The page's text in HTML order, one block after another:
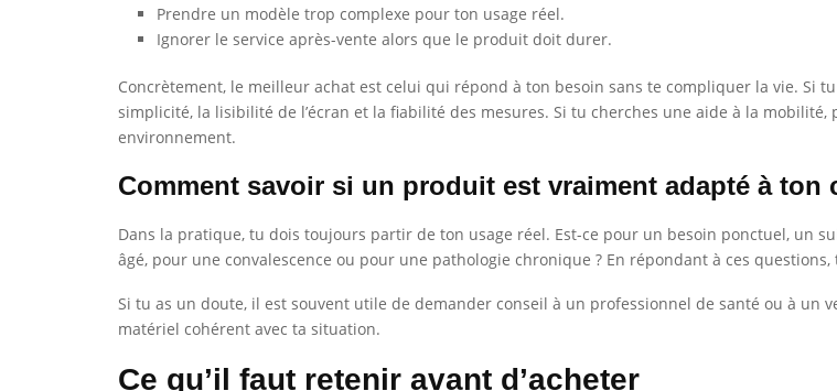
Prendre un modèle trop complexe pour ton usage réel.
Ignorer le service après-vente alors que le produit doit durer.
Concrètement, le meilleur achat est celui qui répond à ton besoin sans te compliquer la vie. Si
simplicité, la lisibilité de l’écran et la fiabilité des mesures. Si tu cherches une aide à la mobilité,
environnement.
Comment savoir si un produit est vraiment adapté à ton
Dans la pratique, tu dois toujours partir de ton usage réel. Est-ce pour un besoin ponctuel, un
âgé, pour une convalescence ou pour une pathologie chronique ? En répondant à ces
Si tu as un doute, il est souvent utile de demander conseil à un professionnel de santé ou à un
matériel cohérent avec ta situation.
Ce qu’il faut retenir avant d’acheter